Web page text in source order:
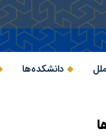
دانشکده‌ها